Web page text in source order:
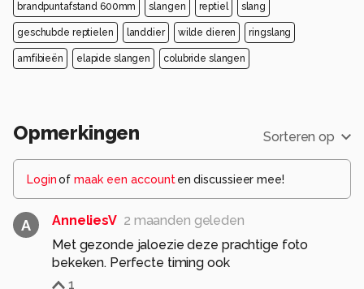
brandpuntafstand 600mm slangen reptiel slang
geschubde reptielen landdier wilde dieren ringslang
amfibieën elapide slangen colubride slangen
Opmerkingen Sorteren op
Loginof maak een account en discussieer mee!
A AnneliesV 2 maanden geleden
Met gezonde jaloezie deze prachtige foto
bekeken. Perfecte timing ook
1